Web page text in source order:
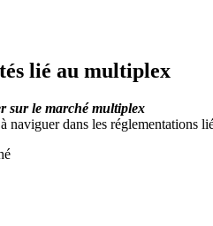
lié au multiplex
sur le marché multiplex
naviguer dans les réglementations